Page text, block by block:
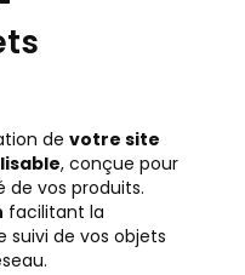
de votre site
, conçue pour
de vos produits.
facilitant la
suivi de vos objets